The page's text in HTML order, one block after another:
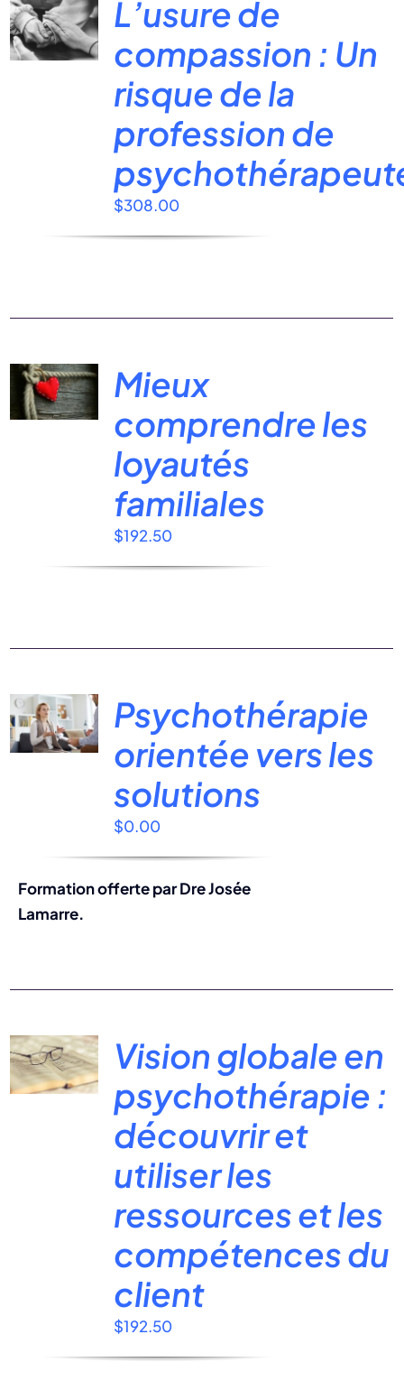
L’usure de
compassion : Un
risque de la
profession de
$308.00
Mieux
comprendre les
loyautés
familiales
$192.50
Psychothérapie
orientée vers les
solutions
$0.00
Formation offerte par Dre Josée
Lamarre.
Vision globale en
psychothérapie :
découvrir et
utiliser les
ressources et les
compétences du
client
$192.50